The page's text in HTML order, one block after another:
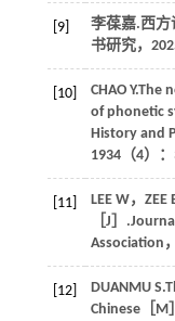
[9]
李葆嘉.西方
书研究，
[10]
CHAO
of phonetic
History and
1934（4）
[11]
LEE W，
［J］
Association
[12]
DUANMU
Chinese［M